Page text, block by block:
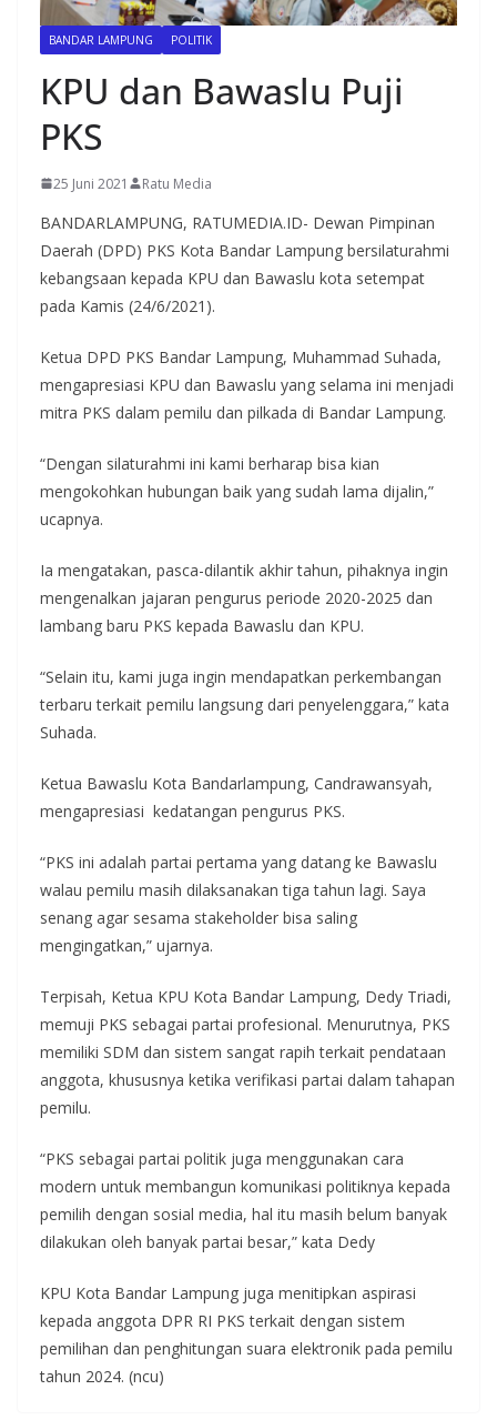
BANDAR LAMPUNG POLITIK
KPU dan Bawaslu Puji
PKS
25 Juni 2021 Ratu Media
BANDARLAMPUNG, RATUMEDIA.ID- Dewan Pimpinan
Daerah (DPD) PKS Kota Bandar Lampung bersilaturahmi
kebangsaan kepada KPU dan Bawaslu kota setempat
pada Kamis (24/6/2021).
Ketua DPD PKS Bandar Lampung, Muhammad Suhada,
mengapresiasi KPU dan Bawaslu yang selama ini menjadi
mitra PKS dalam pemilu dan pilkada di Bandar Lampung.
“Dengan silaturahmi ini kami berharap bisa kian
mengokohkan hubungan baik yang sudah lama dijalin,”
ucapnya.
Ia mengatakan, pasca-dilantik akhir tahun, pihaknya ingin
mengenalkan jajaran pengurus periode 2020-2025 dan
lambang baru PKS kepada Bawaslu dan KPU.
“Selain itu, kami juga ingin mendapatkan perkembangan
terbaru terkait pemilu langsung dari penyelenggara,” kata
Suhada.
Ketua Bawaslu Kota Bandarlampung, Candrawansyah,
mengapresiasi kedatangan pengurus PKS.
“PKS ini adalah partai pertama yang datang ke Bawaslu
walau pemilu masih dilaksanakan tiga tahun lagi. Saya
senang agar sesama stakeholder bisa saling
mengingatkan,” ujarnya.
Terpisah, Ketua KPU Kota Bandar Lampung, Dedy Triadi,
memuji PKS sebagai partai profesional. Menurutnya, PKS
memiliki SDM dan sistem sangat rapih terkait pendataan
anggota, khususnya ketika verifikasi partai dalam tahapan
pemilu.
“PKS sebagai partai politik juga menggunakan cara
modern untuk membangun komunikasi politiknya kepada
pemilih dengan sosial media, hal itu masih belum banyak
dilakukan oleh banyak partai besar,” kata Dedy
KPU Kota Bandar Lampung juga menitipkan aspirasi
kepada anggota DPR RI PKS terkait dengan sistem
pemilihan dan penghitungan suara elektronik pada pemilu
tahun 2024. (ncu)